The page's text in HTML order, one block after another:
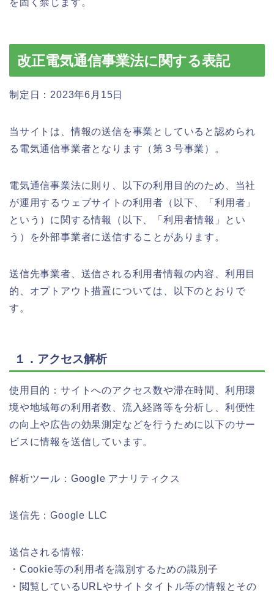
改正電気通信事業法に関する表記
制定日：2023年6月15日
当サイトは、情報の送信を事業としていると認められ
る電気通信事業者となります（第３号事業）。
電気通信事業法に則り、以下の利用目的のため、当社
が運用するウェブサイトの利用者（以下、「利用者」
という）に関する情報（以下、「利用者情報」とい
う）を外部事業者に送信することがあります。
送信先事業者、送信される利用者情報の内容、利用目
的、オプトアウト措置については、以下のとおりで
す。
１．アクセス解析
使用目的：サイトへのアクセス数や滞在時間、利用環
境や地域毎の利用者数、流入経路等を分析し、利便性
の向上や広告の効果測定などを行うために以下のサー
ビスに情報を送信しています。
解析ツール：Google アナリティクス
送信先：Google LLC
送信される情報:
・Cookie等の利用者を識別するための識別子
・閲覧しているURLやサイトタイトル等の情報とその